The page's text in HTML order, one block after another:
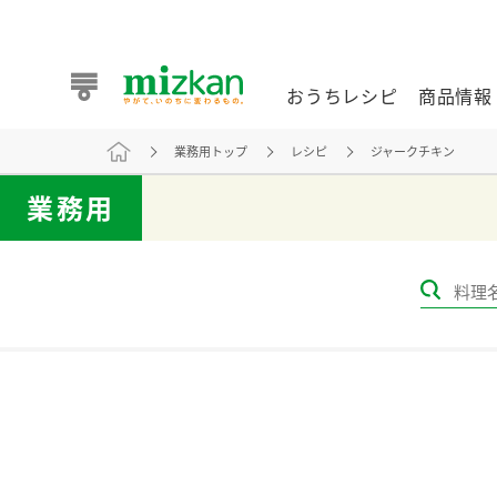
おうちレシピ
おうちレシピ
商品情報
商品情報 トップ
企業情報 トップ
お客様相談センター トップ
ミツカン公式通販
業務用トップ レシピ ジャークチキン
業務用